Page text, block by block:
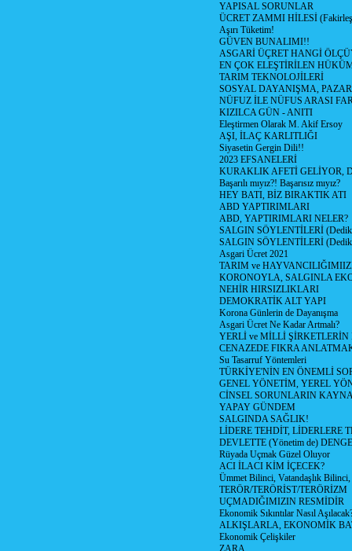
YAPISAL SORUNLAR
ÜCRET ZAMMI HİLESİ
Aşırı Tüketim!
GÜVEN BUNALIMI!!
ASGARİ ÜÇRET HANGİ
EN ÇOK ELEŞTİRİLEN
TARIM TEKNOLOJİLERİ
SOSYAL DAYANIŞMA,
NÜFUZ İLE NÜFUS ARASI
KIZILCA GÜN - ANITI
Eleştirmen Olarak M. Akif Ersoy
AŞI, İLAÇ KARLITLIĞI
Siyasetin Gergin Dili!!
2023 EFSANELERİ
KURAKLIK AFETİ GELİYOR,
Başarılı mıyız?! Başarısız mıyız?
HEY BATI, BİZ BIRAKTIK ATI
ABD YAPTIRIMLARI
ABD, YAPTIRIMLARI NELER?
SALGIN SÖYLENTİLERİ
SALGIN SÖYLENTİLERİ
Asgari Ücret 2021
TARIM ve
KORONOYLA, SALGINLA
NEHİR HIRSIZLIKLARI
DEMOKRATİK ALT YAPI
Korona Günlerin de Dayanışma
Asgari Ücret Ne Kadar Artmalı?
YERLİ ve MİLLİ
CENAZEDE FIKRA
Su Tasarruf Yöntemleri
TÜRKİYE'NİN EN ÖNEMLİ
GENEL YÖNETİM, YEREL
CİNSEL SORUNLARIN
YAPAY GÜNDEM
SALGINDA SAĞLIK!
LİDERE TEHDİT, LİDERLERE
DEVLETTE (Yönetim de)
Rüyada Uçmak Güzel Oluyor
ACI İLACI KİM İÇECEK?
Ümmet Bilinci, Vatandaşlık
TERÖR/TERÖRİST/TERÖRİZM
UÇMADIĞIMIZIN RESMİDİR
Ekonomik Sıkıntılar Nasıl
ALKIŞLARLA, EKONOMİK
Ekonomik Çelişkiler
ZARA